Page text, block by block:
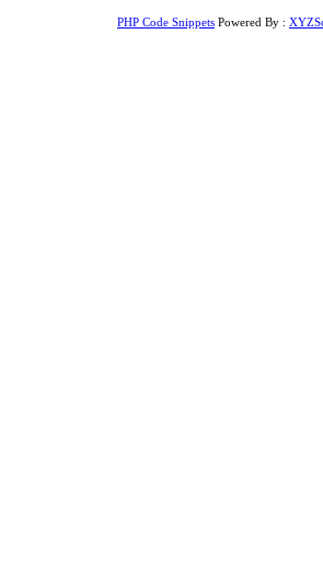
PHP Code Snippets Powered By :